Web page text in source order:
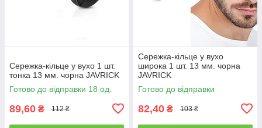
Сережка-кільце у вухо 1 шт.
тонка 13 мм. чорна JAVRICK
Готово до відправки 18 од.
89,60 ₴ 112 ₴
Сережка-кільце у вухо
широка 1 шт. 13 мм. чорна
JAVRICK
Готово до відправки
82,40 ₴ 103 ₴